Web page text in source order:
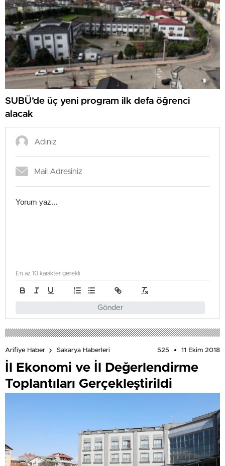
SUBÜ’de üç yeni program ilk defa öğrenci
alacak
Gönder
En az 10 karakter gerekli
Arifiye Haber Sakarya Haberleri 525 11 Ekim 2018
İl Ekonomi ve İl Değerlendirme
Toplantıları Gerçekleştirildi